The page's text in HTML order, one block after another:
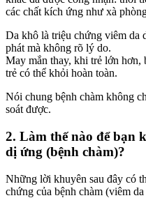
các chất kích ứng như xà
Da khô là triệu chứng viêm da
phát mà không rõ lý do.
May mắn thay, khi trẻ lớn hơn,
trẻ có thể khỏi hoàn toàn.
Nói chung bệnh chàm không
soát được.
2. Làm thế nào để bạn
dị ứng (bệnh chàm)?
Những lời khuyên sau đây có
chứng của bệnh chàm (viêm